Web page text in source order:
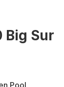
Big Sur